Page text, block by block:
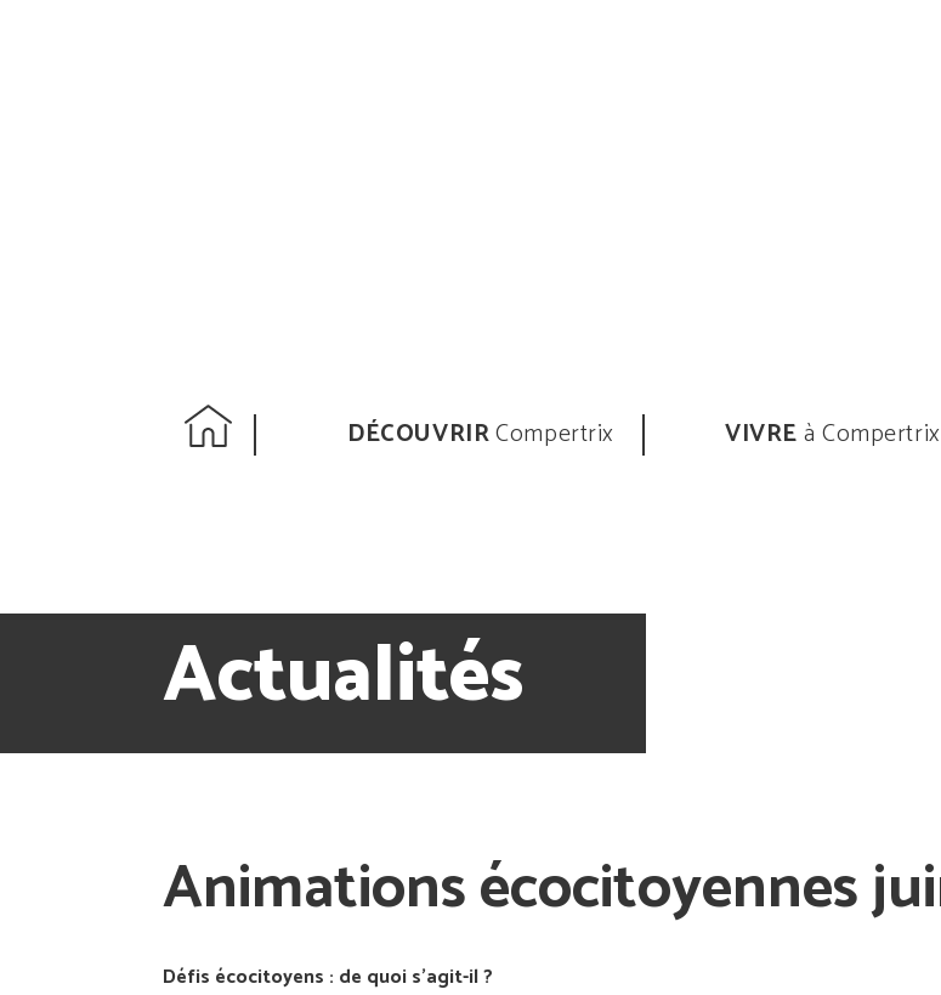
DÉCOUVRIRCompertrix VIVREà Compertrix
Actualités
Animations écocitoyennes
Défis écocitoyens : de quoi s’agit-il ?